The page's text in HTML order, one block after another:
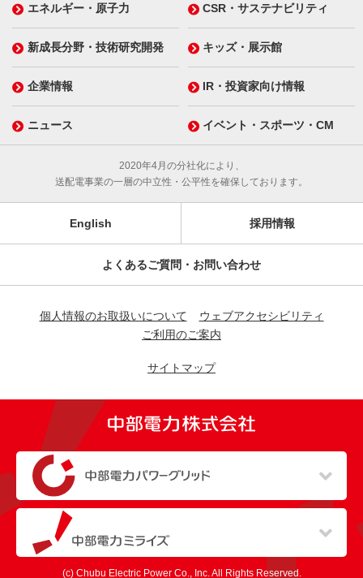
エネルギー・原子力 CSR・サステナビリティ
新成長分野・技術研究開発 キッズ・展示館
企業情報 IR・投資家向け情報
ニュース イベント・スポーツ・CM
2020年4月の分社化により、
送配電事業の一層の中立性・公平性を確保しております。
English 採用情報
よくあるご質問・お問い合わせ
個人情報のお取扱いについて
ウェブアクセシビリティ
ご利用のご案内
サイトマップ
（新しいウィンドウを開きます）
（新しいウィンドウを開きます）
(c) Chubu Electric Power Co., Inc. All Rights Reserved.